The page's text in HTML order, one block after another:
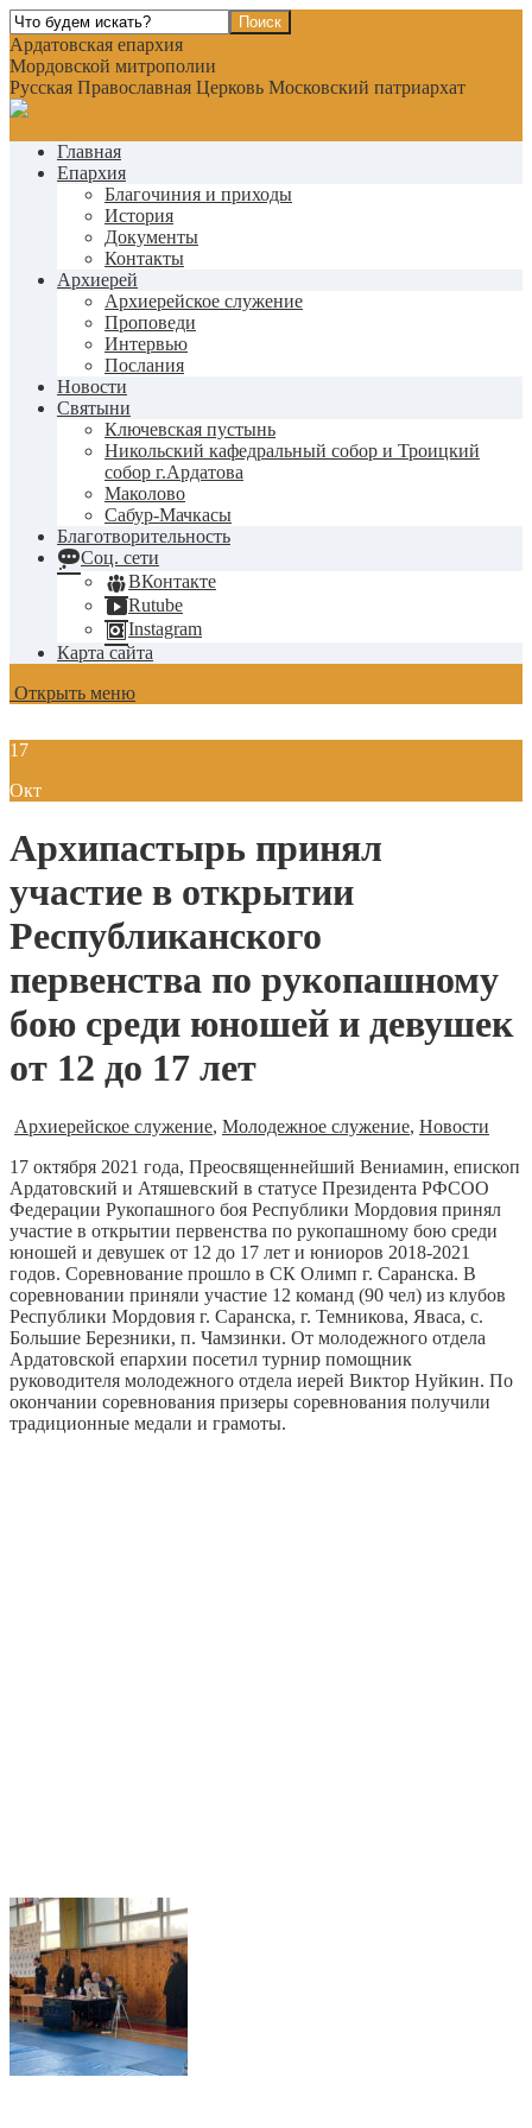
Ардатовская епархия
Мордовской митрополии
Русская Православная Церковь Московский патриархат
Главная
Епархия
Благочиния и приходы
История
Документы
Контакты
Архиерей
Архиерейское служение
Проповеди
Интервью
Послания
Новости
Святыни
Ключевская пустынь
Никольский кафедральный собор и Троицкий
собор г.Ардатова
Маколово
Сабур-Мачкасы
Благотворительность
Соц. сети
ВКонтакте
Rutube
Instagram
Карта сайта
Открыть меню
17
Окт
Архипастырь принял
участие в открытии
Республиканского
первенства по рукопашному
бою среди юношей и девушек
от 12 до 17 лет
Архиерейское служение, Молодежное служение, Новости
17 октября 2021 года, Преосвященнейший Вениамин, епископ
Ардатовский и Атяшевский в статусе Президента РФСОО
Федерации Рукопашного боя Республики Мордовия принял
участие в открытии первенства по рукопашному бою среди
юношей и девушек от 12 до 17 лет и юниоров 2018-2021
годов. Соревнование прошло в СК Олимп г. Саранска. В
соревновании приняли участие 12 команд (90 чел) из клубов
Республики Мордовия г. Саранска, г. Темникова, Яваса, с.
Большие Березники, п. Чамзинки. От молодежного отдела
Ардатовской епархии посетил турнир помощник
руководителя молодежного отдела иерей Виктор Нуйкин. По
окончании соревнования призеры соревнования получили
традиционные медали и грамоты.